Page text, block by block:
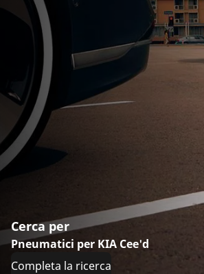
Cerca per
Pneumatici per KIA Cee'd
Completa la ricerca